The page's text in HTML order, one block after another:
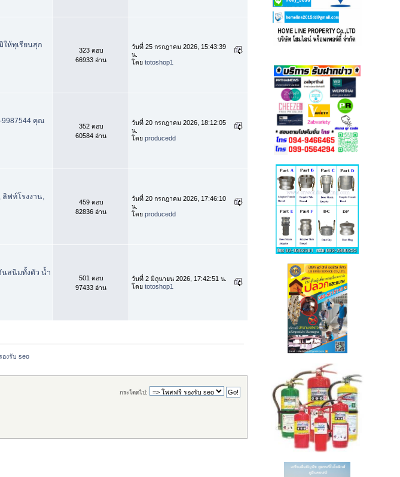
ให้ทุเรียนสุก
323 ตอบ
66933 อ่าน
วันที่ 25 กรกฎาคม 2026, 15:43:39
น.
โดย totoshop1
คุณ
352 ตอบ
60584 อ่าน
วันที่ 20 กรกฎาคม 2026, 18:12:05
น.
โดย producedd
ฟท์โรงงาน,
459 ตอบ
82836 อ่าน
วันที่ 20 กรกฎาคม 2026, 17:46:10
น.
โดย producedd
นสนิมทั้งตัว น้ำ
501 ตอบ
97433 อ่าน
วันที่ 2 มิถุนายน 2026, 17:42:51 น.
โดย totoshop1
งรับ seo
กระโดดไป: